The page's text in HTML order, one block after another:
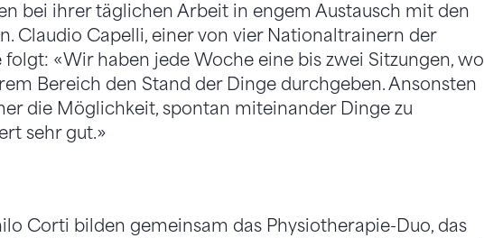
bei ihrer täglichen Arbeit in engem Austausch mit den
Claudio Capelli, einer von vier Nationaltrainern der
«Wir haben jede Woche eine bis zwei Sitzungen, wo
Bereich den Stand der Dinge durchgeben. Ansonsten
die Möglichkeit, spontan miteinander Dinge zu
sehr gut.»
Corti bilden gemeinsam das Physiotherapie-Duo, das